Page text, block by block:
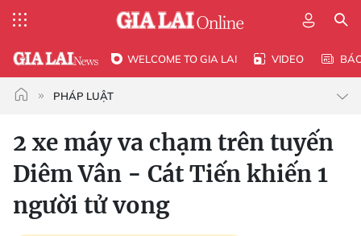
WELCOME TO GIA LAI VIDEO
PHÁP LUẬT
2 xe máy va chạm trên tuyến
Diêm Vân - Cát Tiến khiến 1
người tử vong